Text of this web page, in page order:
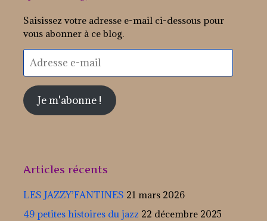
Saisissez votre adresse e-mail ci-dessous pour
vous abonner à ce blog.
e-
Je m'abonne !
Articles récents
LES JAZZY’FANTINES 21 mars 2026
49 petites histoires du jazz 22 décembre 2025